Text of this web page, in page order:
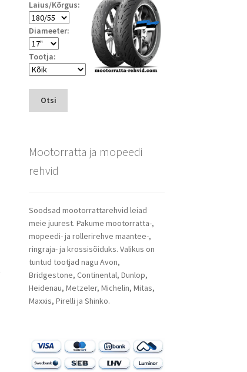
Laius/Kõrgus:
Diameeter:
Tootja:
Otsi
Mootorratta ja mopeedi
rehvid
Soodsad mootorrattarehvid leiad
meie juurest. Pakume mootorratta-,
mopeedi- ja rollerirehve maantee-,
ringraja- ja krossisõiduks. Valikus on
tuntud tootjad nagu Avon,
Bridgestone, Continental, Dunlop,
Heidenau, Metzeler, Michelin, Mitas,
Maxxis, Pirelli ja Shinko.